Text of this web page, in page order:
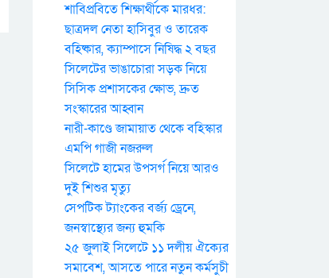
শাবিপ্রবিতে শিক্ষার্থীকে মারধর:
ছাত্রদল নেতা হাসিবুর ও তারেক
বহিষ্কার, ক্যাম্পাসে নিষিদ্ধ ২ বছর
সিলেটের ভাঙাচোরা সড়ক নিয়ে
সিসিক প্রশাসকের ক্ষোভ, দ্রুত
সংস্কারের আহ্বান
নারী-কাণ্ডে জামায়াত থেকে বহিস্কার
এমপি গাজী নজরুল
সিলেটে হামের উপসর্গ নিয়ে আরও
দুই শিশুর মৃত্যু
সেপটিক ট্যাংকের বর্জ্য ড্রেনে,
জনস্বাস্থ্যের জন্য হুমকি
২৫ জুলাই সিলেটে ১১ দলীয় ঐক্যের
সমাবেশ, আসতে পারে নতুন কর্মসুচী